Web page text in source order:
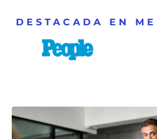
DESTACADA EN